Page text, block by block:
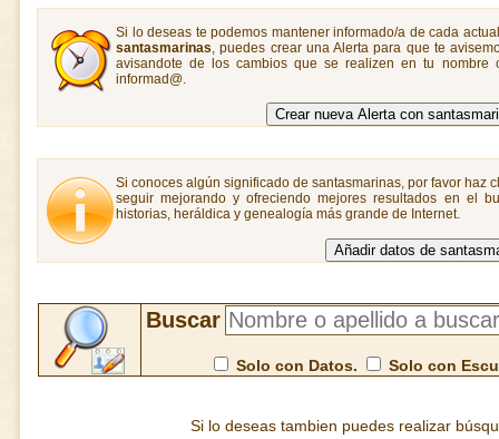
Si lo deseas te podemos mantener informado/a de cada
santasmarinas, puedes crear una Alerta para que te
avisandote de los cambios que se realizen en tu
informad@.
Si conoces algún significado de santasmarinas, por favor haz
seguir mejorando y ofreciendo mejores resultados en el
historias, heráldica y genealogía más grande de Internet.
Buscar
Solo con Datos. Solo con
Si lo deseas tambien puedes realizar